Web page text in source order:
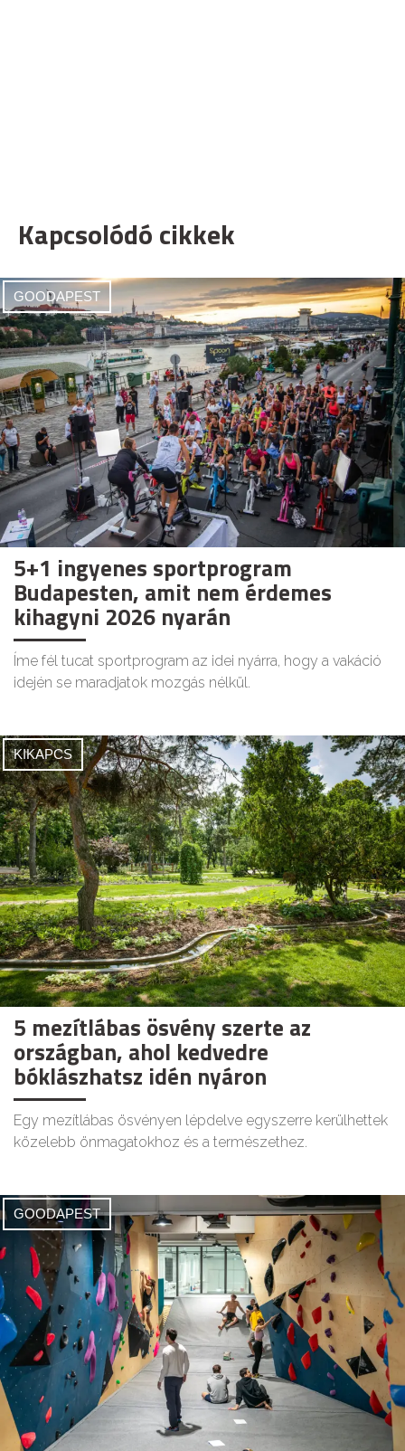
Kapcsolódó cikkek
GOODAPEST
5+1 ingyenes sportprogram
Budapesten, amit nem érdemes
kihagyni 2026 nyarán
Íme fél tucat sportprogram az idei nyárra, hogy a vakáció
idején se maradjatok mozgás nélkül.
KIKAPCS
5 mezítlábas ösvény szerte az
országban, ahol kedvedre
bóklászhatsz idén nyáron
Egy mezítlábas ösvényen lépdelve egyszerre kerülhettek
közelebb önmagatokhoz és a természethez.
GOODAPEST